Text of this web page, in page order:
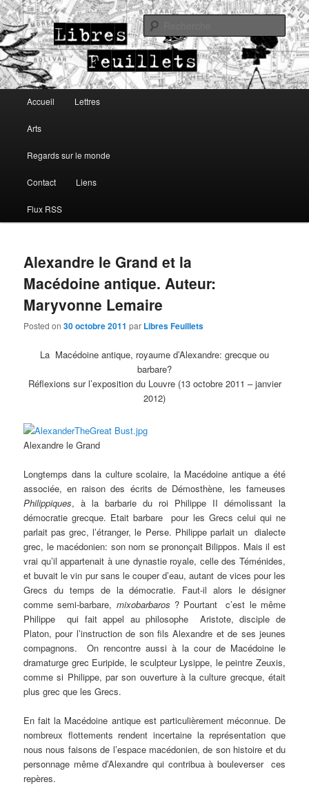
Libres Feuillets
Lettres, arts, regards sur le monde
Aller au contenu principal
Aller au contenu secondaire
Accueil Lettres
Arts
Regards sur le monde
Contact Liens
Flux RSS
Alexandre le Grand et la
Macédoine antique. Auteur:
Maryvonne Lemaire
Posted on30 octobre 2011 par Libres Feuillets
La Macédoine antique, royaume d’Alexandre: grecque ou
barbare?
Réflexions sur l’exposition du Louvre (13 octobre 2011 – janvier
2012)
Alexandre le Grand
Longtemps dans la culture scolaire, la Macédoine antique a été
associée, en raison des écrits de Démosthène, les fameuses
Philippiques, à la barbarie du roi Philippe II démolissant la
démocratie grecque. Etait barbare pour les Grecs celui qui ne
parlait pas grec, l’étranger, le Perse. Philippe parlait un dialecte
grec, le macédonien: son nom se prononçait Bilippos. Mais il est
vrai qu’il appartenait à une dynastie royale, celle des Téménides,
et buvait le vin pur sans le couper d’eau, autant de vices pour les
Grecs du temps de la démocratie. Faut-il alors le désigner
comme semi-barbare, mixobarbaros ? Pourtant c’est le même
Philippe qui fait appel au philosophe Aristote, disciple de
Platon, pour l’instruction de son fils Alexandre et de ses jeunes
compagnons. On rencontre aussi à la cour de Macédoine le
dramaturge grec Euripide, le sculpteur Lysippe, le peintre Zeuxis,
comme si Philippe, par son ouverture à la culture grecque, était
plus grec que les Grecs.
En fait la Macédoine antique est particulièrement méconnue. De
nombreux flottements rendent incertaine la représentation que
nous nous faisons de l’espace macédonien, de son histoire et du
personnage même d’Alexandre qui contribua à bouleverser ces
repères.